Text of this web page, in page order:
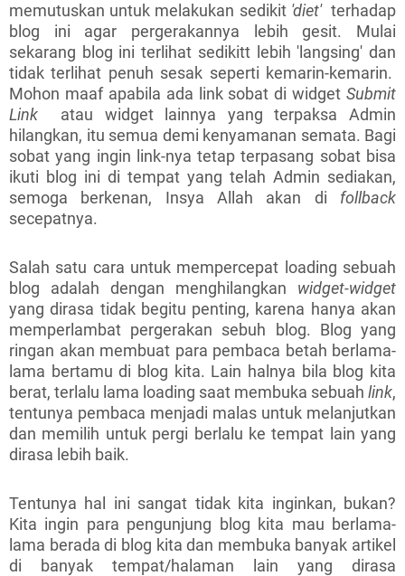
memutuskan untuk melakukan sedikit 'diet'terhadap
blog ini agar pergerakannya lebih gesit. Mulai
sekarang blog ini terlihat sedikitt lebih 'langsing' dan
tidak terlihat penuh sesak seperti kemarin-kemarin.
Mohon maaf apabila ada link sobat di widget Submit
Link atau widget lainnya yang terpaksa Admin
hilangkan, itu semua demi kenyamanan semata. Bagi
sobat yang ingin link-nya tetap terpasang sobat bisa
ikuti blog ini di tempat yang telah Admin sediakan,
semoga berkenan, Insya Allah akan di follback
secepatnya.
Salah satu cara untuk mempercepat loading sebuah
blog adalah dengan menghilangkan widget-widget
yang dirasa tidak begitu penting, karena hanya akan
memperlambat pergerakan sebuh blog. Blog yang
ringan akan membuat para pembaca betah berlama-
lama bertamu di blog kita. Lain halnya bila blog kita
berat, terlalu lama loading saat membuka sebuah link,
tentunya pembaca menjadi malas untuk melanjutkan
dan memilih untuk pergi berlalu ke tempat lain yang
dirasa lebih baik.
Tentunya hal ini sangat tidak kita inginkan, bukan?
Kita ingin para pengunjung blog kita mau berlama-
lama berada di blog kita dan membuka banyak artikel
di banyak tempat/halaman lain yang dirasa